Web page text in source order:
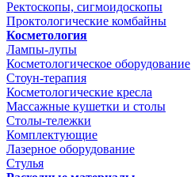
Ректоскопы, сигмоидоскопы
Проктологические комбайны
Косметология
Лампы-лупы
Косметологическое оборудование
Стоун-терапия
Косметологические кресла
Массажные кушетки и столы
Столы-тележки
Комплектующие
Лазерное оборудование
Стулья